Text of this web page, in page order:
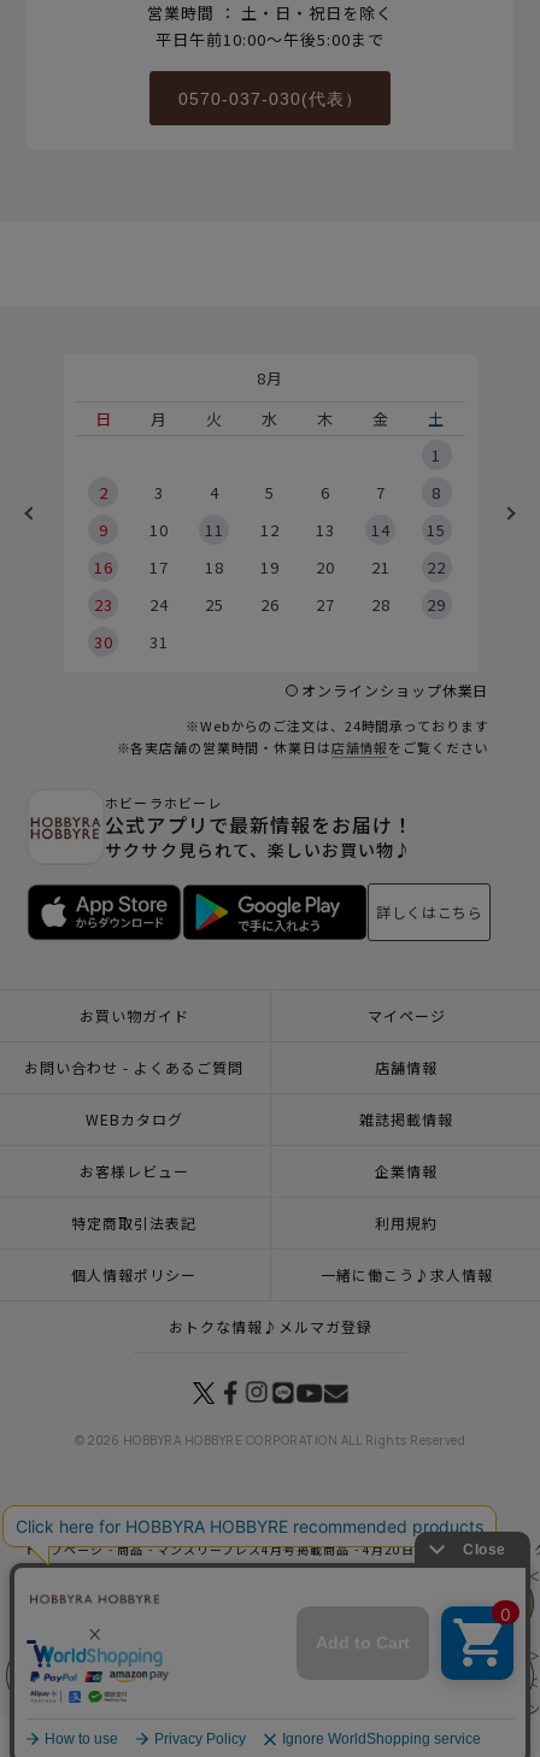
前に戻る
フェア
営業時間 ： 土・日・祝日を除く
平日午前10:00～午後5:00まで
0570-037-030(代表）
8月
日
月 火 水 木 金
土
1
2
3 4 5 6 7
8
9
10 11 12 13 14
15
16
17 18 19 20 21
22
23
24 25 26 27 28
29
30
31
オンラインショップ休業日
※Webからのご注文は、24時間承っております
※各実店舗の営業時間・休業日は店舗情報をご覧ください
ホビーラホビーレ
公式アプリで最新情報をお届け！
サクサク見られて、楽しいお買い物♪
詳しくはこちら
お買い物ガイド マイページ
お問い合わせ - よくあるご質問 店舗情報
WEBカタログ 雑誌掲載情報
お客様レビュー 企業情報
特定商取引法表記 利用規約
個人情報ポリシー 一緒に働こう♪求人情報
おトクな情報♪メルマガ登録
© 2026 HOBBYRA HOBBYRE CORPORATION ALL Rights Reserved
トップページ 商品 マンスリープレス4月号掲載商品 4月20日（月）発売の商品
クロスステッチタペストリー
トップページ
キット
クロスステッチタペストリー＜ラベンダー＞
トップページ
クロスステッチタペストリー＜ラベンダー＞
トップページ
キット
クロスステッチタペストリー＜ラベンダー＞
トップページ
特集一覧 ハーブの香りにつつまれて クロスステッチタペストリー
トップページ
クロスステッチタペストリー＜ラベ
トップページ 登録
クロスステッチタペストリー＜ラベンダー＞